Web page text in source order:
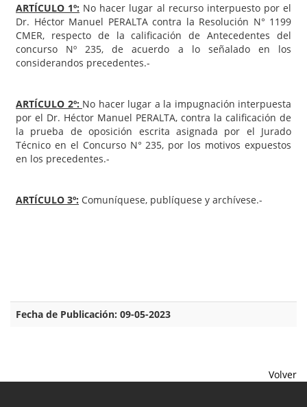
ARTÍCULO 1º: No hacer lugar al recurso interpuesto por el
Dr. Héctor Manuel PERALTA contra la Resolución N° 1199
CMER, respecto de la calificación de Antecedentes del
concurso Nº 235, de acuerdo a lo señalado en los
considerandos precedentes.-
ARTÍCULO 2º: No hacer lugar a la impugnación interpuesta
por el Dr. Héctor Manuel PERALTA, contra la calificación de
la prueba de oposición escrita asignada por el Jurado
Técnico en el Concurso N° 235, por los motivos expuestos
en los precedentes.-
ARTÍCULO 3º: Comuníquese, publíquese y archívese.-
Fecha de Publicación: 09-05-2023
Volver